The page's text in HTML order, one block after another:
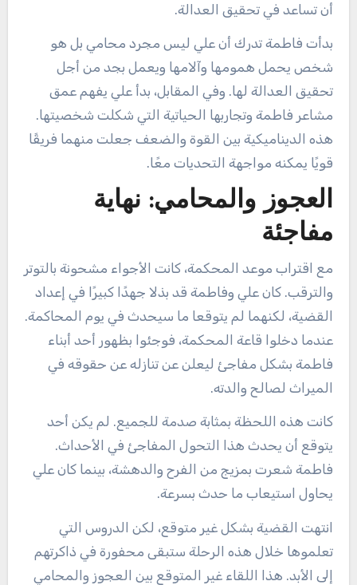
أن تساعد في تحقيق العدالة.
بدأت فاطمة تدرك أن علي ليس مجرد محامي بل هو
شخص يحمل همومها وآلامها ويعمل بجد من أجل
تحقيق العدالة لها. وفي المقابل، بدأ علي يفهم عمق
مشاعر فاطمة وتجاربها الحياتية التي شكلت شخصيتها.
هذه الديناميكية بين القوة والضعف جعلت منهما فريقًا
قويًا يمكنه مواجهة التحديات معًا.
العجوز والمحامي: نهاية
مفاجئة
مع اقتراب موعد المحكمة، كانت الأجواء مشحونة بالتوتر
والترقب. كان علي وفاطمة قد بذلا جهدًا كبيرًا في إعداد
القضية، لكنهما لم يتوقعا ما سيحدث في يوم المحاكمة.
عندما دخلوا قاعة المحكمة، فوجئوا بظهور أحد أبناء
فاطمة بشكل مفاجئ ليعلن عن تنازله عن حقوقه في
الميراث لصالح والدته.
كانت هذه اللحظة بمثابة صدمة للجميع. لم يكن أحد
يتوقع أن يحدث هذا التحول المفاجئ في الأحداث.
فاطمة شعرت بمزيج من الفرح والدهشة، بينما كان علي
يحاول استيعاب ما حدث بسرعة.
انتهت القضية بشكل غير متوقع، لكن الدروس التي
تعلموها خلال هذه الرحلة ستبقى محفورة في ذاكرتهم
إلى الأبد. هذا اللقاء غير المتوقع بين العجوز والمحامي